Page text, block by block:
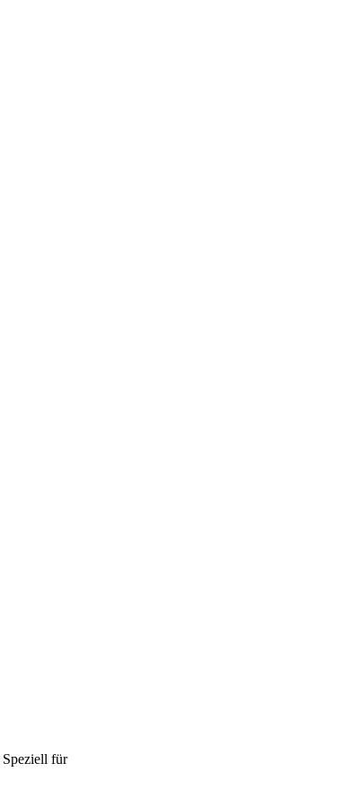
Speziell für